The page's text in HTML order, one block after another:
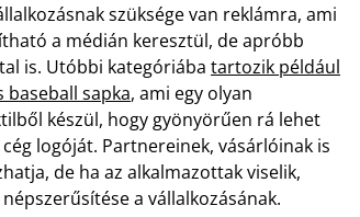
szüksége van reklámra, ami
a médián keresztül, de apróbb
is. Utóbbi kategóriába tartozik például
baseball sapka, ami egy olyan
készül, hogy gyönyörűen rá lehet
logóját. Partnereinek, vásárlóinak is
de ha az alkalmazottak viselik,
a vállalkozásának.